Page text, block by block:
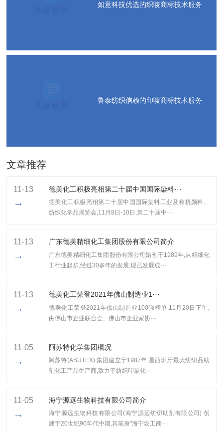
如意科技优选的织唛商标技术服务
鲁泰纺织信赖的印唛商标技术服务
文章推荐
11-13
→
德美化工积极亮相第二十届中国国际染料···
德美化工积极亮相第二十届中国国际染料工业及有机颜料、
纺织化学品展览会,11月8日-10日,第二十届中···
11-13
→
广东德美精细化工集团股份有限公司简介
广东德美精细化工集团股份有限公司始创于1989年,从精细化
工行业起步,经过30多年的发展,现已发展成···
11-13
→
​德美化工荣登2021年佛山制造业1···
​德美化工荣登2021年佛山制造业100强榜单,11月20日下午,
由佛山市企业联合会、佛山市企业家协···
11-05
→
阿苏特化学集团概况
阿苏特(ASUTEX) 集团建立于1987年,是西班牙最大纺织品助
剂化工产品生产商,致力于纺织印染化···
11-05
→
海宁源远生物科技有限公司简介
海宁源远生物科技有限公司(海宁源远纺织助剂有限公司) 创
建于20世纪90年代中期,其前身"海宁农工商···